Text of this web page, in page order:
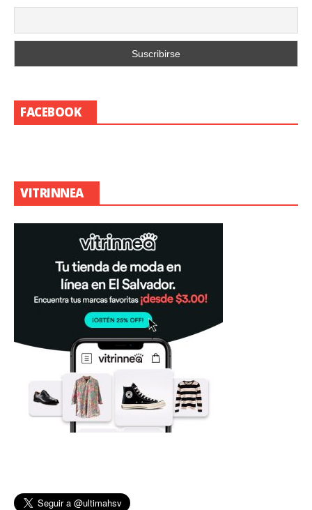
FACEBOOK
VITRINNEA